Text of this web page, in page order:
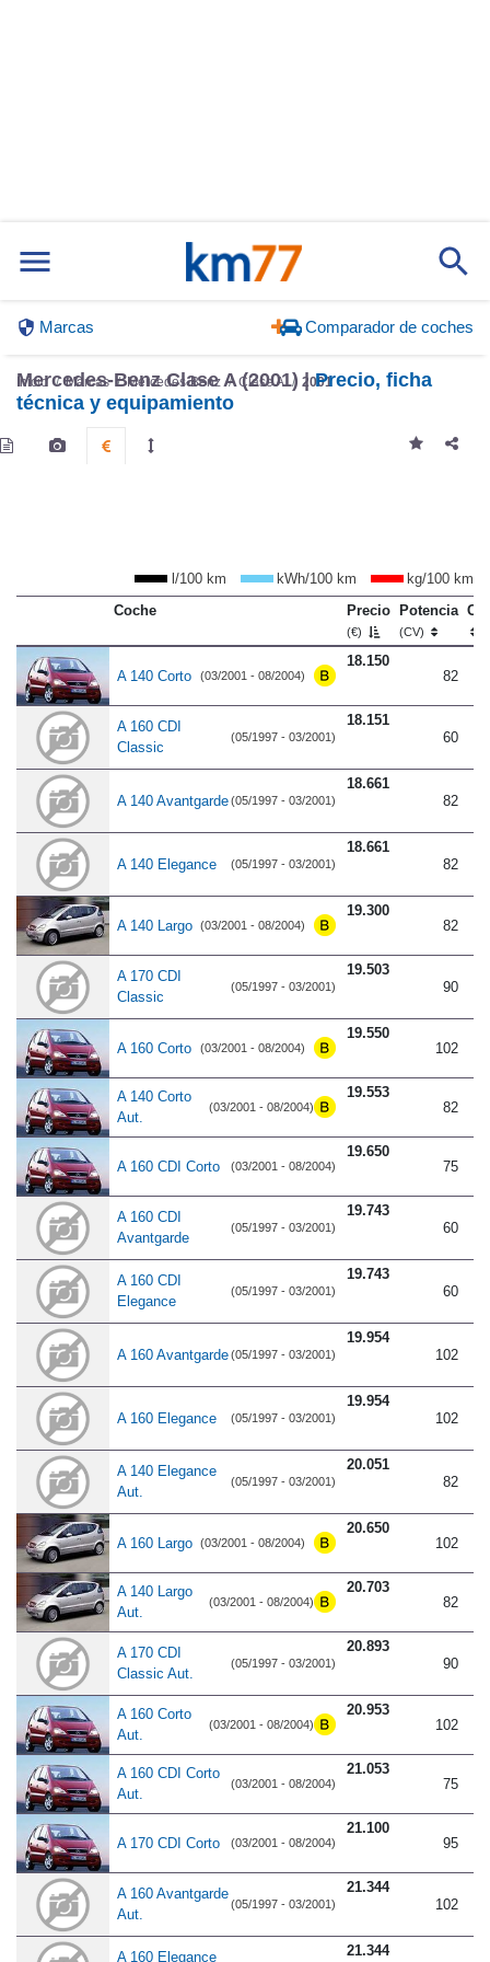
Marcas Comparador de coches
Inicio Marcas Mercedes-Benz Clase A 2001
Mercedes-Benz Clase A (2001) |Precio, ficha
técnica y equipamiento
l/100 km kWh/100 km
kg/100 km
Coche
Precio
(€)
Potencia
(CV)
A 140 Corto (03/2001 - 08/2004)
18.150
82
A 160 CDI
Classic
(05/1997 - 03/2001)
18.151
60
A 140 Avantgarde (05/1997 - 03/2001)
18.661
82
A 140 Elegance (05/1997 - 03/2001)
18.661
82
A 140 Largo (03/2001 - 08/2004)
19.300
82
A 170 CDI
Classic
(05/1997 - 03/2001)
19.503
90
A 160 Corto (03/2001 - 08/2004)
19.550
102
A 140 Corto
Aut.
(03/2001 - 08/2004)
19.553
82
A 160 CDI Corto (03/2001 - 08/2004)
19.650
75
A 160 CDI
Avantgarde
(05/1997 - 03/2001)
19.743
60
A 160 CDI
Elegance
(05/1997 - 03/2001)
19.743
60
A 160 Avantgarde (05/1997 - 03/2001)
19.954
102
A 160 Elegance (05/1997 - 03/2001)
19.954
102
A 140 Elegance
Aut.
(05/1997 - 03/2001)
20.051
82
A 160 Largo (03/2001 - 08/2004)
20.650
102
A 140 Largo
Aut.
(03/2001 - 08/2004)
20.703
82
A 170 CDI
Classic Aut.
(05/1997 - 03/2001)
20.893
90
A 160 Corto
Aut.
(03/2001 - 08/2004)
20.953
102
A 160 CDI Corto
Aut.
(03/2001 - 08/2004)
21.053
75
A 170 CDI Corto (03/2001 - 08/2004)
21.100
95
A 160 Avantgarde
Aut.
(05/1997 - 03/2001)
21.344
102
A 160 Elegance
21.344